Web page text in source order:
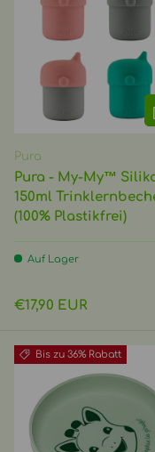
Pura
Pura - My-My™
150ml
(100% Plastikfrei)
Auf Lager
Normaler Preis
€17,90 EUR
Bis zu 36% Rabatt